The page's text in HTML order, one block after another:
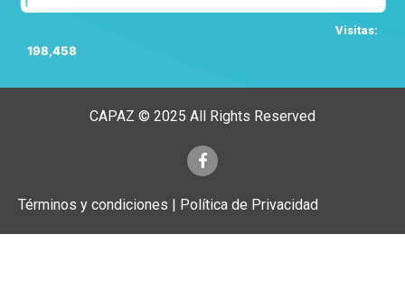
Visitas:
198,458
CAPAZ © 2025 All Rights Reserved
Términos y condiciones | Política de Privacidad